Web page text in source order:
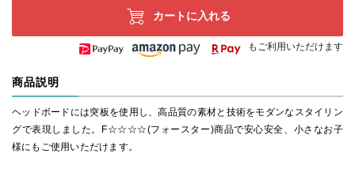
カートに入れる
もご利用いただけます
商品説明
ヘッドボードには突板を使用し、高品質の素材と技術をモダンなスタイリン
グで表現しました。F☆☆☆☆(フォースター)商品で安心安全、小さなお子
様にもご使用いただけます。